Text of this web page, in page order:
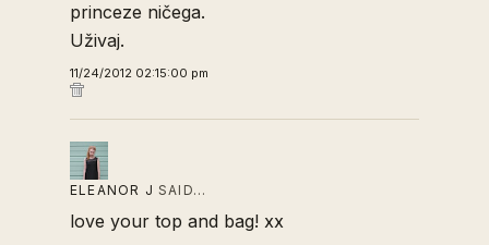
princeze ničega.
Uživaj.
11/24/2012 02:15:00 pm
ELEANOR J SAID…
love your top and bag! xx